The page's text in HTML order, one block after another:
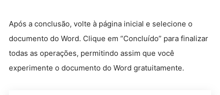
Após a conclusão, volte à página inicial e selecione o
documento do Word. Clique em “Concluído” para finalizar
todas as operações, permitindo assim que você
experimente o documento do Word gratuitamente.